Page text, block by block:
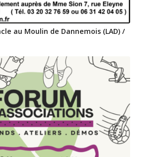
au Moulin de Dannemois (LAD) /